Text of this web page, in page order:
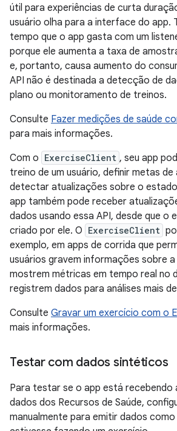
útil para experiências de curta
usuário olha para a interface do app.
tempo que o app gasta com um
porque ele aumenta a taxa de
e, portanto, causa aumento do
API não é destinada a detecção de
plano ou monitoramento de treinos.
Consulte Fazer medições de saúde
para mais informações.
Com o ExerciseClient , seu app
treino de um usuário, definir metas
detectar atualizações sobre o
app também pode receber
dados usando essa API, desde que o
criado por ele. O ExerciseClient
exemplo, em apps de corrida que
usuários gravem informações sobre
mostrem métricas em tempo real no
registrem dados para análises mais
Consulte Gravar um exercício com o
mais informações.
Testar com dados sintéticos
Para testar se o app está recebendo
dados dos Recursos de Saúde,
manualmente para emitir dados como